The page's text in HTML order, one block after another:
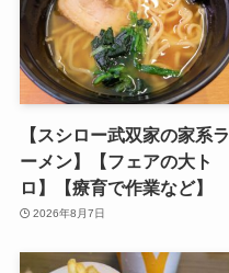
【スシロー武双家の家系ラ
ーメン】【フェアの大ト
ロ】【療育で作業など】
2026年8月7日